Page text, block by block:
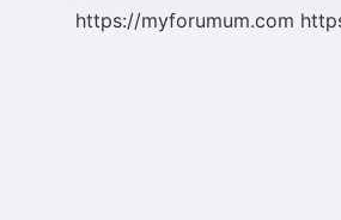
https://myforumum.com